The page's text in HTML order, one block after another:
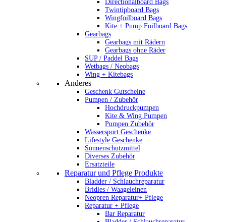
Directionalboard Bags
Twintipboard Bags
Wingfoilboard Bags
Kite + Pump Foilboard Bags
Gearbags
Gearbags mit Rädern
Gearbags ohne Räder
SUP / Paddel Bags
Wetbags / Neobags
Wing + Kitebags
Anderes
Geschenk Gutscheine
Pumpen / Zubehör
Hochdruckpumpen
Kite & Wing Pumpen
Pumpen Zubehör
Wassersport Geschenke
Lifestyle Geschenke
Sonnenschutzmittel
Diverses Zubehör
Ersatzteile
Reparatur und Pflege Produkte
Bladder / Schlauchreparatur
Bridles / Waageleinen
Neopren Reparatur+ Pflege
Reparatur + Pflege
Bar Reparatur